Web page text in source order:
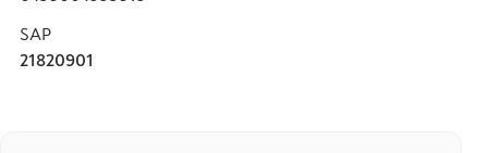
SAP
21820901